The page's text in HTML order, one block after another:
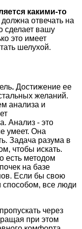
какими-то
отвечать на
сделает вашу
это имеет
шелухой.
. Достижение ее
желаний.
анализа и
Анализ - это
умеет. Она
Задача разума в
чтобы искать.
есть методом
на базе
Если бы свою
способом, все люди
через
при этом